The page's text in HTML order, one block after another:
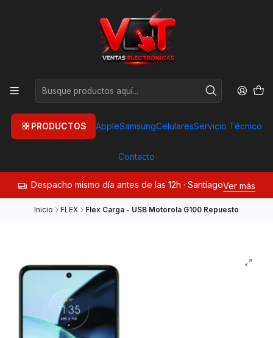
PRODUCTOS AppleSamsungCelularesServicio Técnico
Contacto
Despacho mismo día antes de las 12h · SantiagoVer más
Inicio FLEX Flex Carga - USB Motorola G100 Repuesto